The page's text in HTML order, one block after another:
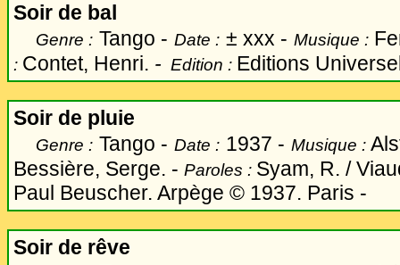
Soir de bal
Genre : Tango - Date : ± xxx - Musique :
: Contet, Henri. - Edition : Editions
Soir de pluie
Genre : Tango - Date : 1937 - Musique :
Bessière, Serge. - Paroles : Syam, R. /
Paul Beuscher. Arpège © 1937. Paris -
Soir de rêve